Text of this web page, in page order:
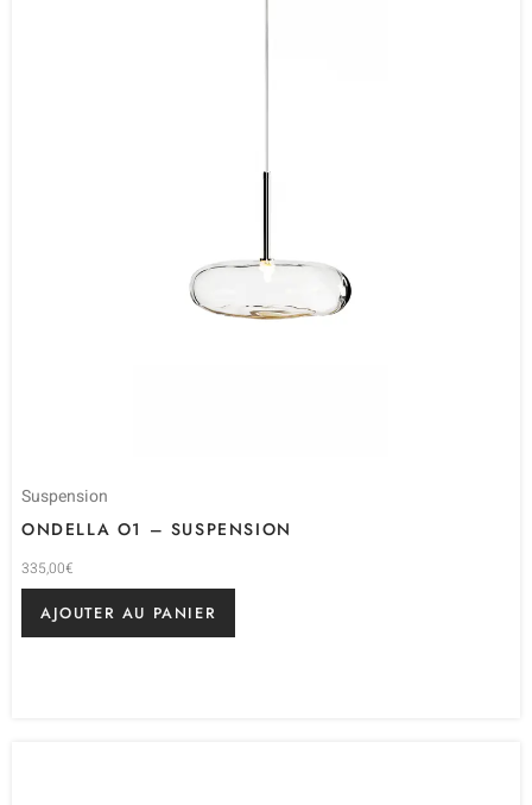
Suspension
ONDELLA O1 – SUSPENSION
335,00€
AJOUTER AU PANIER